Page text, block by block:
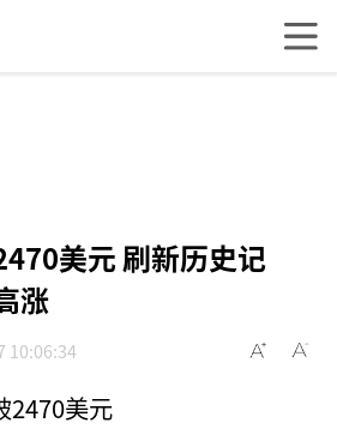
美元 刷新历史记
涨
10:06:34
2470美元